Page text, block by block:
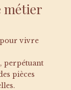
métier
pour vivre
perpétuant
pièces